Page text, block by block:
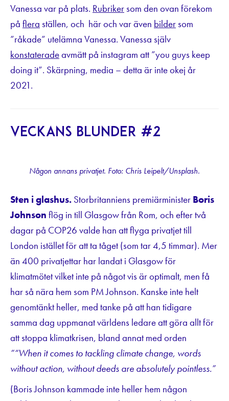
Vanessa var på plats. Rubrikersom den ovan förekom
på flera ställen, och här och var även bildersom
”råkade” utelämna Vanessa. Vanessa själv
konstateradeavmätt på instagram att ”you guys keep
doing it”. Skärpning, media – detta är inte okej år
2021.
Veckans blunder #2
Någon annans privatjet. Foto: Chris Leipelt/Unsplash.
Sten i glashus. Storbritanniens premiärminister Boris
Johnson flög in till Glasgow från Rom, och efter två
dagar på COP26 valde han att flyga privatjet till
London istället för att ta tåget (som tar 4,5 timmar). Mer
än 400 privatjettar har landat i Glasgow för
klimatmötet vilket inte på något vis är optimalt, men få
har så nära hem som PM Johnson. Kanske inte helt
genomtänkt heller, med tanke på att han tidigare
samma dag uppmanat världens ledare att göra allt för
att stoppa klimatkrisen, bland annat med orden
”“When it comes to tackling climate change, words
without action, without deeds are absolutely pointless.”
(Boris Johnson kammade inte heller hem någon